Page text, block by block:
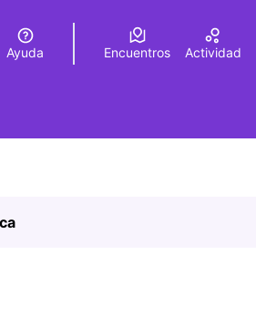
Elegir el idioma Choose language
Ayuda Encuentros Actividad